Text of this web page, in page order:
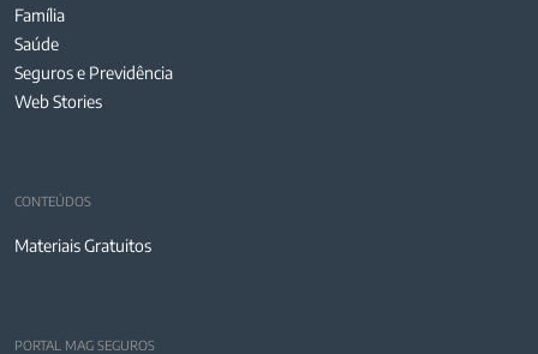
Família
Saúde
Seguros e Previdência
Web Stories
CONTEÚDOS
Materiais Gratuitos
PORTAL MAG SEGUROS